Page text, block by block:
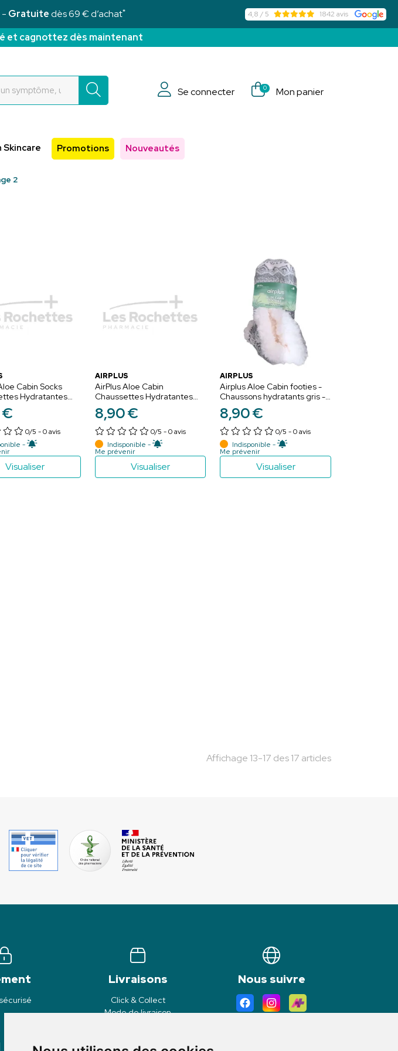
- Gratuitedès 69 € d’achat* 4,8 / 5 1842 avis
et cagnottez dès maintenant
Se connecter
0 Mon panier
Skincare Promotions Nouveautés
2
Cabin Socks
Hydratantes
Bleu - 35-41
€
0/5 - 0 avis
-
Visualiser
AIRPLUS
AirPlus Aloe Cabin
Chaussettes Hydratantes
Enfant Mouton - Pointure 28-
36
8,90€
0/5 - 0 avis
Indisponible -
Me prévenir
Visualiser
AIRPLUS
Airplus Aloe Cabin footies -
Chaussons hydratants gris -
Pointure 36-41
8,90€
0/5 - 0 avis
Indisponible -
Me prévenir
Visualiser
Affichage 13-17 des 17 articles
Livraisons
Click & Collect
Mode de livraison
Nous suivre